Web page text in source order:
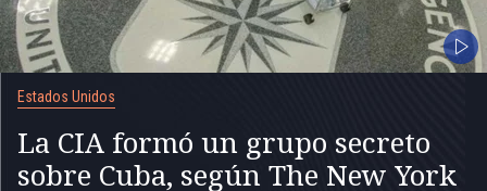
Estados Unidos
La CIA formó un grupo secreto
sobre Cuba, según The New York